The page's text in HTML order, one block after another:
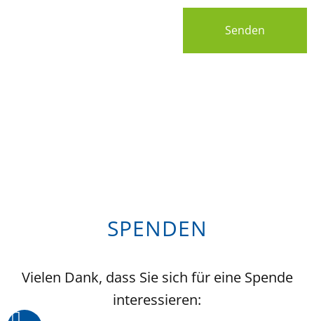
Senden
SPENDEN
Vielen Dank, dass Sie sich für eine Spende
interessieren: